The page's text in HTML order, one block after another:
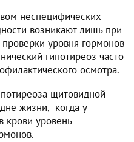
неспецифических
возникают лишь при
уровня гормонов
гипотиреоз часто
осмотра.
щитовидной
жизни, когда у
крови уровень